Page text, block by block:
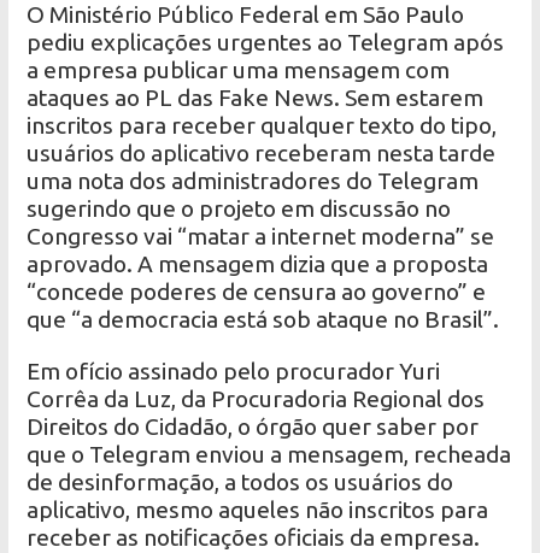
O Ministério Público Federal em São Paulo
pediu explicações urgentes ao Telegram após
a empresa publicar uma mensagem com
ataques ao PL das Fake News. Sem estarem
inscritos para receber qualquer texto do tipo,
usuários do aplicativo receberam nesta tarde
uma nota dos administradores do Telegram
sugerindo que o projeto em discussão no
Congresso vai “matar a internet moderna” se
aprovado. A mensagem dizia que a proposta
“concede poderes de censura ao governo” e
que “a democracia está sob ataque no Brasil”.
Em ofício assinado pelo procurador Yuri
Corrêa da Luz, da Procuradoria Regional dos
Direitos do Cidadão, o órgão quer saber por
que o Telegram enviou a mensagem, recheada
de desinformação, a todos os usuários do
aplicativo, mesmo aqueles não inscritos para
receber as notificações oficiais da empresa.